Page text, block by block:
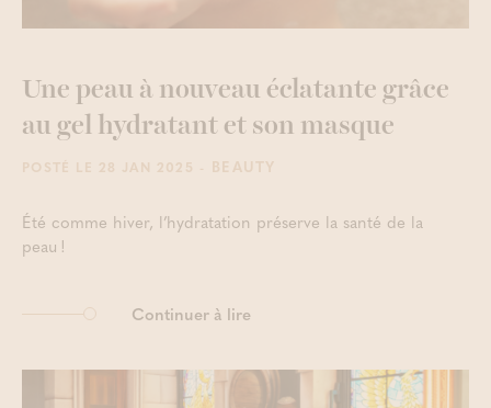
Une peau à nouveau éclatante grâce
au gel hydratant et son masque
POSTÉ LE 28 JAN 2025 - BEAUTY
Été comme hiver, l’hydratation préserve la santé de la
peau !
Continuer à lire